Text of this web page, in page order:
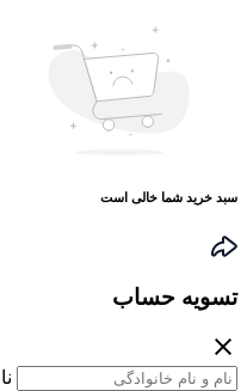
سبد خرید شما خالی است
تسویه حساب